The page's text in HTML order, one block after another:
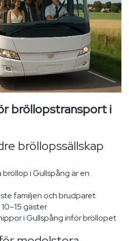
bröllopstransport i
bröllopssällskap
bröllop i Gullspång är en
familjen och brudparet
gäster
i Gullspång inför bröllopet